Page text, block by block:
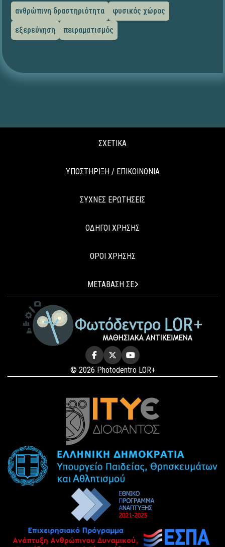
ανθρώπινη δραστηριότητα
φυσικός χώρος
εξερεύνηση
πειραματισμός
ΣΧΕΤΙΚΑ
ΥΠΟΣΤΗΡΙΞΗ / ΕΠΙΚΟΙΝΩΝΙΑ
ΣΥΧΝΕΣ ΕΡΩΤΗΣΕΙΣ
ΟΔΗΓΟΙ ΧΡΗΣΗΣ
ΟΡΟΙ ΧΡΗΣΗΣ
ΜΕΤΑΒΑΣΗ ΣΕ
© 2026 Photodentro LOR+